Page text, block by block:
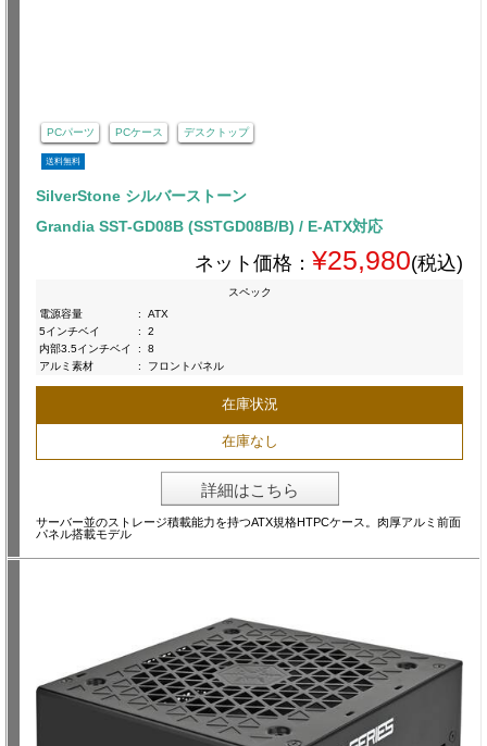
PCパーツ PCケース デスクトップ
送料無料
SilverStone シルバーストーン
Grandia SST-GD08B (SSTGD08B/B) / E-ATX対応
ネット価格： ¥25,980(税込)
スペック
電源容量
:
ATX
5インチベイ
:
2
内部3.5インチベイ
:
8
アルミ素材
: フロントパネル
在庫状況
在庫なし
詳細はこちら
サーバー並のストレージ積載能力を持つATX規格HTPCケース。肉厚アルミ前面
パネル搭載モデル